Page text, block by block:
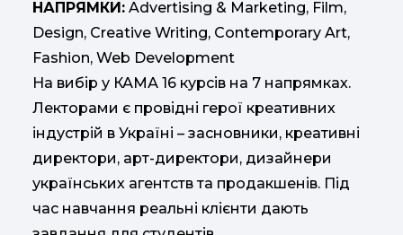
НАПРЯМКИ: Advertising & Marketing, Film,
Design, Creative Writing, Contemporary Art,
Fashion, Web Development
На вибір у КАМА 16 курсів на 7 напрямках.
Лекторами є провідні герої креативних
індустрій в Україні – засновники, креативні
директори, арт-директори, дизайнери
українських агентств та продакшенів. Під
час навчання реальні клієнти дають